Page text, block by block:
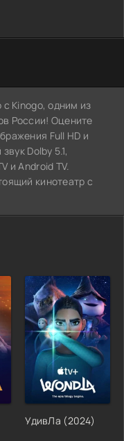
Kinogo, одним из
России! Оцените
Full HD и
Dolby 5.1,
и Android TV.
кинотеатр с
УдивЛа (2024)